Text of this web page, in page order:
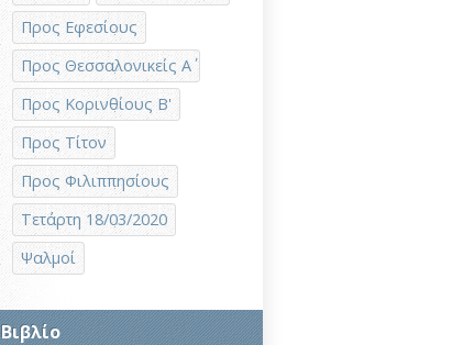
Προς Εφεσίους
Προς Θεσσαλονικείς Α΄
Προς Κορινθίους Β'
Προς Τίτον
Προς Φιλιππησίους
Τετάρτη 18/03/2020
Ψαλμοί
Βιβλίο